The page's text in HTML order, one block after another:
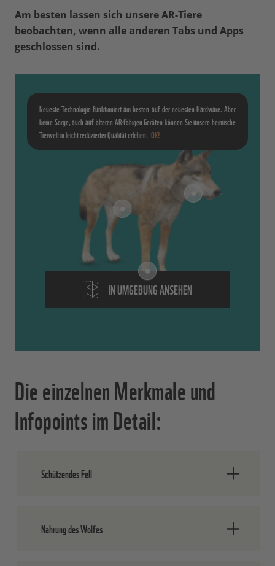
Am besten lassen sich unsere AR-Tiere
beobachten, wenn alle anderen Tabs und Apps
geschlossen sind.
Die einzelnen Merkmale und
Infopoints im Detail:
Schützendes Fell
unterschiedliche Farben haben. In
Nahrung des Wolfes